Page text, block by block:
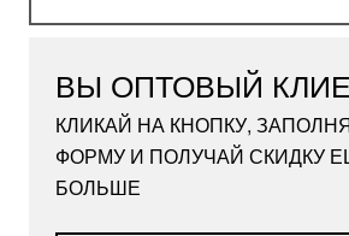
ВЫ ОПТОВЫЙ
КЛИКАЙ НА КНОПКУ,
ФОРМУ И ПОЛУЧАЙ СКИДКУ
БОЛЬШЕ